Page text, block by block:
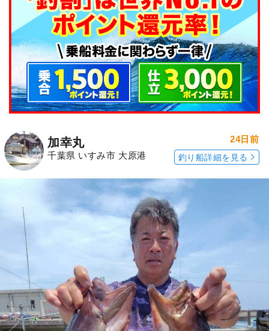
加幸丸
千葉県 いすみ市 大原港
24日前
釣り船詳細を見る